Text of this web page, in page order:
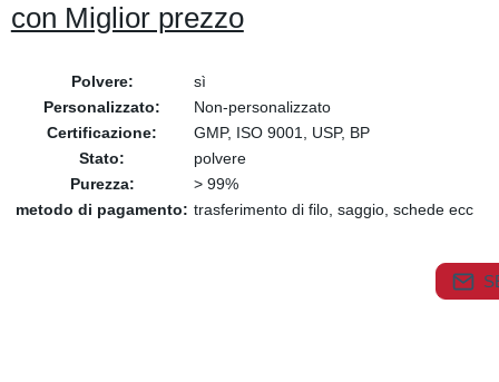
con Miglior prezzo
Polvere:
sì
Personalizzato:
Non-personalizzato
Certificazione:
GMP, ISO 9001, USP, BP
Stato:
polvere
Purezza:
> 99%
metodo di pagamento: trasferimento di filo, saggio, schede ecc